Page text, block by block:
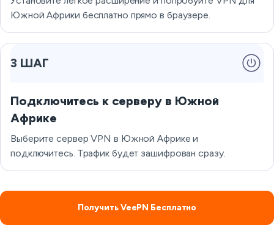
Южной Африки бесплатно прямо в браузере.
3 ШАГ
Подключитесь к серверу в Южной
Африке
Выберите сервер VPN в Южной Африке и
подключитесь. Трафик будет зашифрован сразу.
Получить VeePN Бесплатно